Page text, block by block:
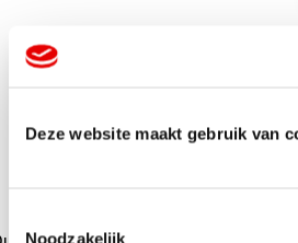
Deze website maakt gebruik van
Noodzakelijk